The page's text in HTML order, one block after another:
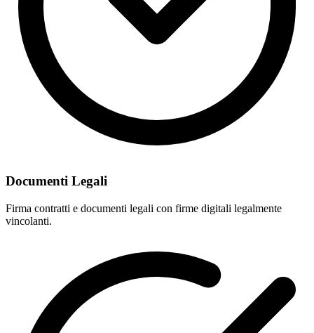
Documenti Legali
Firma contratti e documenti legali con firme digitali legalmente
vincolanti.